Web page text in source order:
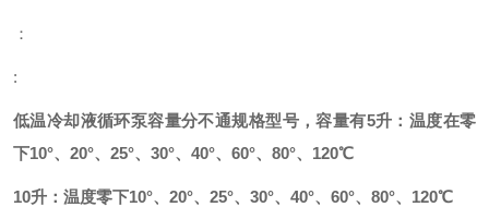
：
:
低温冷却液循环泵容量分不通规格型号，容量有5升：温度在零
下10°、20°、25°、30°、40°、60°、80°、120℃
10升： 温度零下10°、20°、25°、30°、40°、60°、80°、120℃